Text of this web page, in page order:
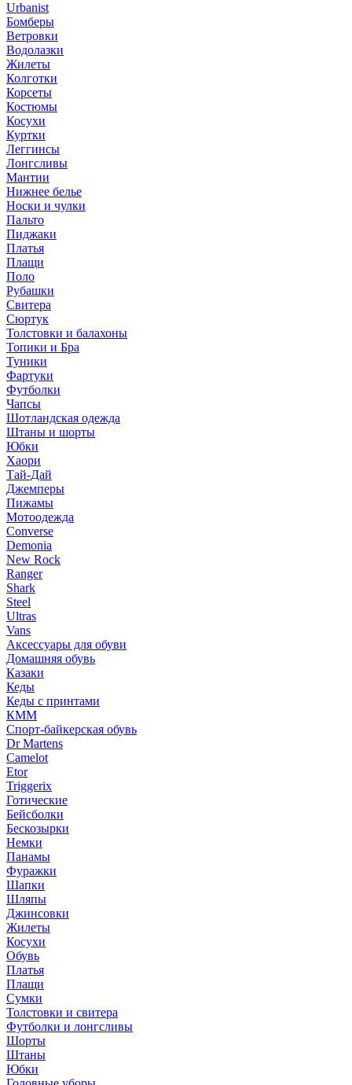
Urbanist
Бомберы
Ветровки
Водолазки
Жилеты
Колготки
Корсеты
Костюмы
Косухи
Куртки
Леггинсы
Лонгсливы
Мантии
Нижнее белье
Носки и чулки
Пальто
Пиджаки
Платья
Плащи
Поло
Рубашки
Свитера
Сюртук
Толстовки и балахоны
Топики и Бра
Туники
Фартуки
Футболки
Чапсы
Шотландская одежда
Штаны и шорты
Юбки
Хаори
Тай-Дай
Джемперы
Пижамы
Мотоодежда
Converse
Demonia
New Rock
Ranger
Shark
Steel
Ultras
Vans
Аксессуары для обуви
Домашняя обувь
Казаки
Кеды
Кеды с принтами
КММ
Спорт-байкерская обувь
Dr Martens
Camelot
Etor
Triggerix
Готические
Бейсболки
Бескозырки
Немки
Панамы
Фуражки
Шапки
Шляпы
Джинсовки
Жилеты
Косухи
Обувь
Платья
Плащи
Сумки
Толстовки и свитера
Футболки и лонгсливы
Шорты
Штаны
Юбки